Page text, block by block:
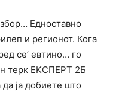
Едноставно
и регионот. Кога
се’ евтино… го
терк EKСПЕРТ 2Б
да ја добиете што